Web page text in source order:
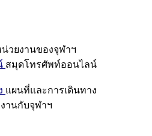
วยงานของจุฬาฯ
สมุดโทรศัพท์ออนไลน์
แผนที่และการเดินทาง
านกับจุฬาฯ